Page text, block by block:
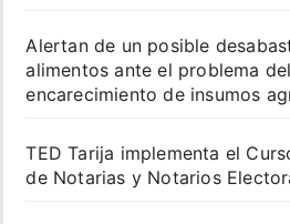
Alertan de un posible
alimentos ante el problema
encarecimiento de insumos
TED Tarija implementa el
de Notarias y Notarios